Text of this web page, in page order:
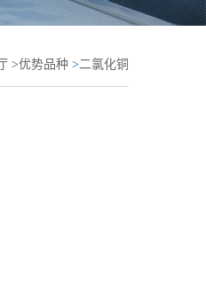
>优势品种 > 二氯化铜